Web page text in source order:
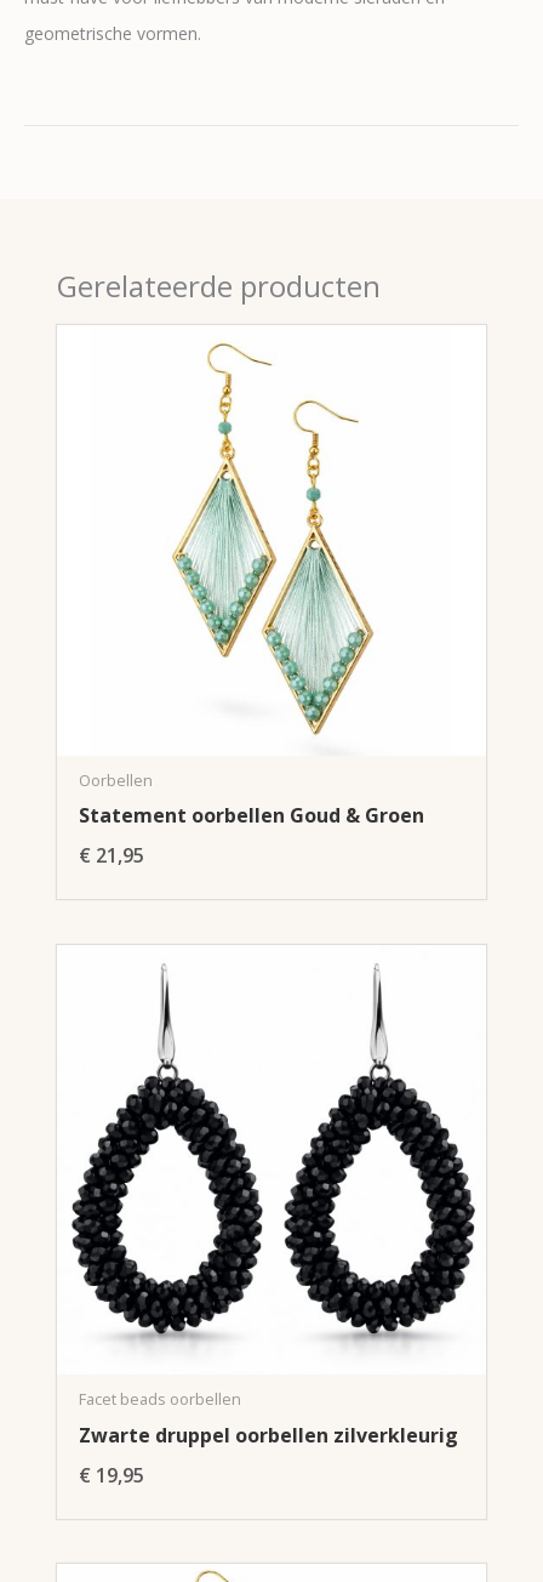
geometrische vormen.
Gerelateerde producten
Oorbellen
Statement oorbellen Goud & Groen
€ 21,95
Facet beads oorbellen
Zwarte druppel oorbellen zilverkleurig
€ 19,95